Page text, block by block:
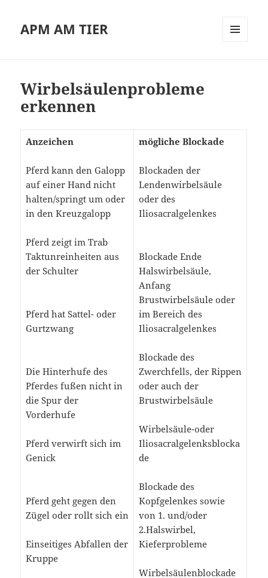
APM AM TIER
Wirbelsäulenprobleme
erkennen
Anzeichen
Pferd kann den Galopp
auf einer Hand nicht
halten/springt um oder
in den Kreuzgalopp
Pferd zeigt im Trab
Taktunreinheiten aus
der Schulter
Pferd hat Sattel- oder
Gurtzwang
Die Hinterhufe des
Pferdes fußen nicht in
die Spur der
Vorderhufe
Pferd verwirft sich im
Genick
Pferd geht gegen den
Zügel oder rollt sich ein
Einseitiges Abfallen der
Kruppe
mögliche Blockade
Blockaden der
Lendenwirbelsäule
oder des
Iliosacralgelenkes
Blockade Ende
Halswirbelsäule,
Anfang
Brustwirbelsäule oder
im Bereich des
Iliosacralgelenkes
Blockade des
Zwerchfells, der Rippen
oder auch der
Brustwirbelsäule
Wirbelsäule-oder
Iliosacralgelenksblocka
de
Blockade des
Kopfgelenkes sowie
von 1. und/oder
2.Halswirbel,
Kieferprobleme
Wirbelsäulenblockade